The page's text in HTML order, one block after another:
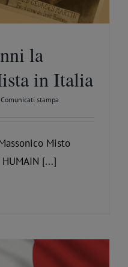
la
in Italia
Comunicati stampa
Misto
[...]